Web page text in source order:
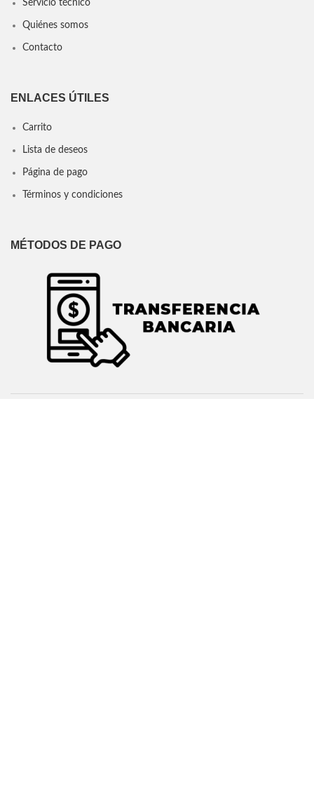
Servicio técnico
Quiénes somos
Contacto
ENLACES ÚTILES
Carrito
Lista de deseos
Página de pago
Términos y condiciones
MÉTODOS DE PAGO